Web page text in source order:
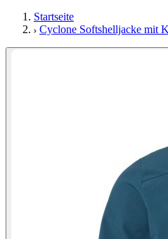
Startseite
Cyclone Softshelljacke mit